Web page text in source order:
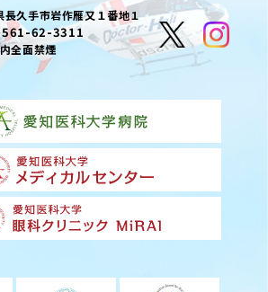
久手市岩作雁又１番地１
62-3311
全面禁煙